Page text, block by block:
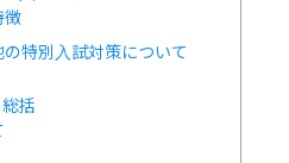
徴
特別入試対策について
括